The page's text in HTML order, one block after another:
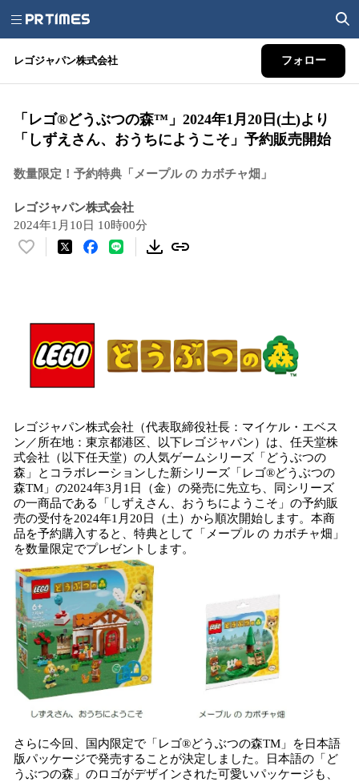
レゴジャパン株式会社 フォロー
「レゴ®どうぶつの森™」2024年1月20日(土)より
「しずえさん、おうちにようこそ」予約販売開始
数量限定！予約特典「メープル の カボチャ畑」
レゴジャパン株式会社
2024年1月10日 10時00分
い
数
読
み
込
中
で
す
レゴジャパン株式会社（代表取締役社長：マイケル・エベス
ン／所在地：東京都港区、以下レゴジャパン）は、任天堂株
式会社（以下任天堂）の人気ゲームシリーズ「どうぶつの
森」とコラボレーションした新シリーズ「レゴ®どうぶつの
森TM」の2024年3月1日（金）の発売に先立ち、同シリーズ
の一商品である「しずえさん、おうちにようこそ」の予約販
売の受付を2024年1月20日（土）から順次開始します。本商
品を予約購入すると、特典として「メープル の カボチャ畑」
を数量限定でプレゼントします。
さらに今回、国内限定で「レゴ®どうぶつの森TM」を日本語
版パッケージで発売することが決定しました。日本語の「ど
うぶつの森」のロゴがデザインされた可愛いパッケージも、